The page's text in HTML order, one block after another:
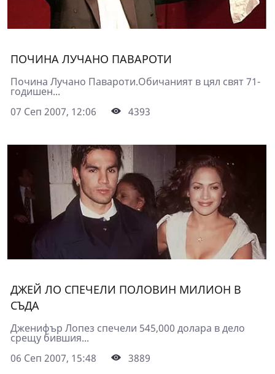
ПОЧИНА ЛУЧАНО ПАВАРОТИ
Почина Лучано Павароти.Обичаният в цял свят 71-
годишен...
07 Сеп 2007, 12:06
4393
ДЖЕЙ ЛО СПЕЧЕЛИ ПОЛОВИН МИЛИОН В
СЪДА
Дженифър Лопез спечели 545,000 долара в дело
срещу бившия...
06 Сеп 2007, 15:48
3889